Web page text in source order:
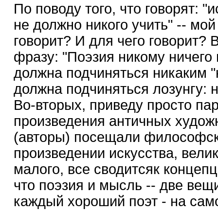
По поводу того, что говорят:
не должно никого учить" -- мой
говорит? И для чего
фразу: "Поэзия никому
должна подчиняться никаким
должна подчиняться лозунгу:
Во-вторых, приведу просто
произведения античных
(авторы) посещали
произведении искусства,
малого, все сводитсяк
что поэзия и мысль -- две
каждый хороший поэт - на